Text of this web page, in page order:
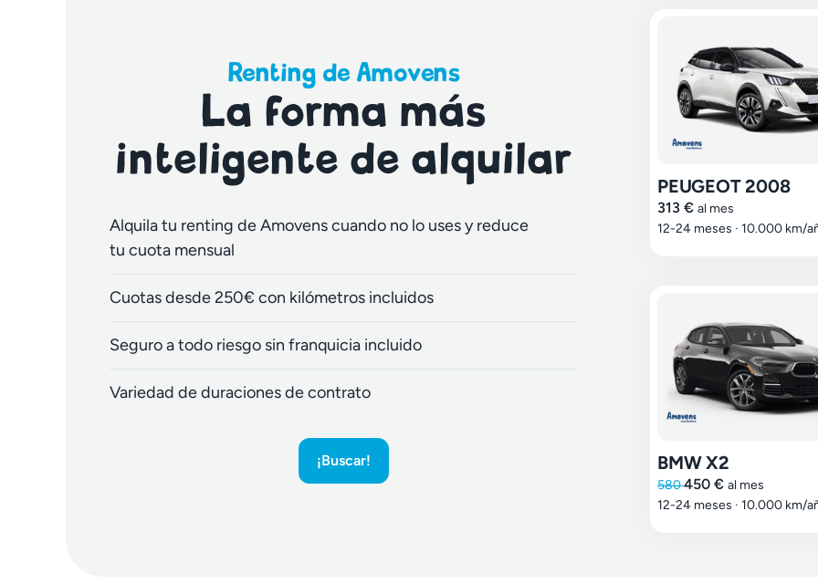
Renting de Amovens
La forma más
inteligente de alquilar
Alquila tu renting de Amovens cuando no lo uses y reduce
tu cuota mensual
Cuotas desde 250€ con kilómetros incluidos
Seguro a todo riesgo sin franquicia incluido
Variedad de duraciones de contrato
¡Buscar!
PEUGEOT 2008
313 € al mes
12-24 meses · 10.000 km/
BMW X2
580450 € al mes
12-24 meses · 10.000 km/